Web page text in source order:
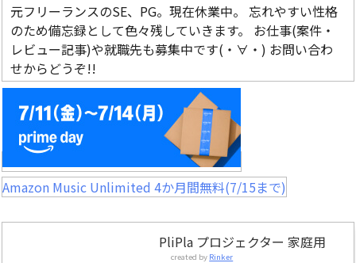
元フリーランスのSE、PG。現在休業中。 忘れやすい性格
のため備忘録として色々残していきます。 お仕事(案件・
レビュー記事)や就職先も募集中です(・∀・) お問い合わ
せからどうぞ!!
Amazon Music Unlimited 4か月間無料(7/15まで)
PliPla プロジェクター 家庭用
created by Rinker